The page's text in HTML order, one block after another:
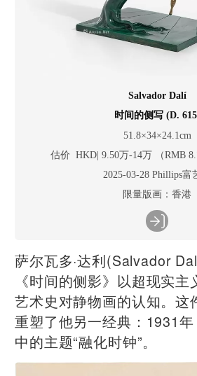
Salvador Dalí
时间的侧写 (D.
51.8×34×24.1cm
估价 HKD| 9.50万-14万 （RMB
2025-03-28 Phillips富
限量版画：香港
萨尔瓦多·达利(Salvador
《时间的侧影》以超现实
艺术史对静物画的认知。这
重塑了他另一经典：1931年
中的主题“融化时钟”。